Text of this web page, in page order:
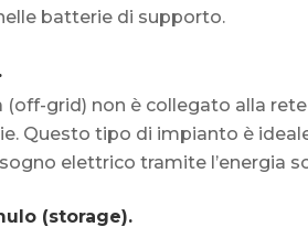
batterie di supporto.
grid) non è collegato alla
Questo tipo di impianto è
elettrico tramite l’energia
(storage).